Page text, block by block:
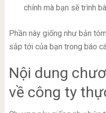
chính mà bạn sẽ trình
Phần này giống như bản
sắp tới của bạn trong báo
Nội dung
về công ty